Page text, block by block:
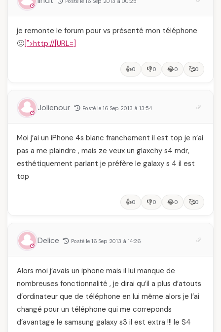
je remonte le forum pour vs présenté mon téléphone
🙂]">http://[URL=]
👍0 👎0 😂0 🥰0
Jolienour Posté le 16 Sep 2013 à 13:54
Moi j’ai un iPhone 4s blanc franchement il est top je n’ai
pas a me plaindre , mais ze veux un glaxchy s4 mdr,
esthétiquement parlant je préfère le galaxy s 4 il est
top
👍0 👎0 😂0 🥰0
Delice Posté le 16 Sep 2013 à 14:26
Alors moi j’avais un iphone mais il lui manque de
nombreuses fonctionnalité , je dirai qu’il a plus d’atouts
d’ordinateur que de téléphone en lui même alors je l’ai
changé pour un téléphone qui me correponds
d’avantage le samsung galaxy s3 il est extra !!! le S4